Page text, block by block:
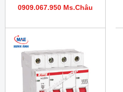
0909.067.950 Ms.Châu